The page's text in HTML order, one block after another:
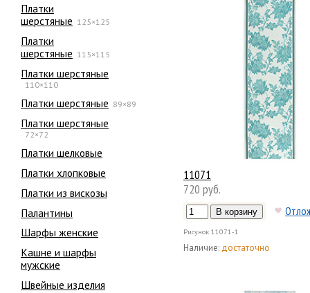
Платки
шерстяные 125×125
Платки
шерстяные 115×115
Платки шерстяные
110×110
Платки шерстяные 89×89
Платки шерстяные
72×72
Платки шелковые
Платки хлопковые
Платки из вискозы
Палантины
Шарфы женские
Кашне и шарфы
мужские
Швейные изделия
11071
720 руб.
Рисунок 11071-1
Наличие: достаточно